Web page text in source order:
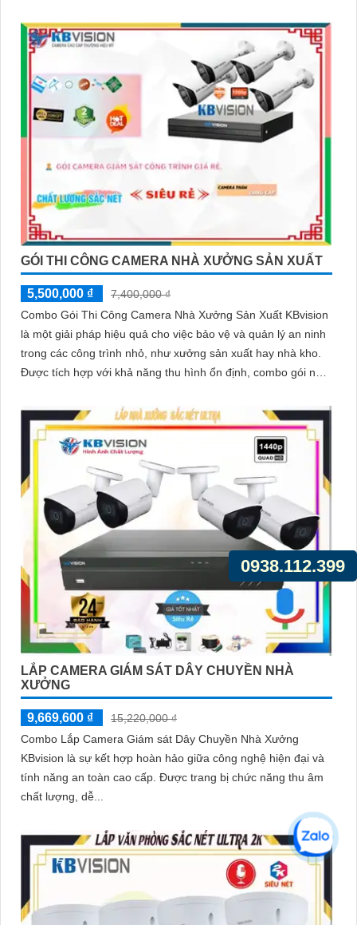
GÓI THI CÔNG CAMERA NHÀ XƯỞNG SẢN XUẤT
5,500,000 ₫
7,400,000 ₫
Combo Gói Thi Công Camera Nhà Xưởng Sản Xuất KBvision
là một giải pháp hiệu quả cho việc bảo vệ và quản lý an ninh
trong các công trình nhỏ, như xưởng sản xuất hay nhà kho.
Được tích hợp với khả năng thu hình ổn định, combo gói này
LẮP CAMERA GIÁM SÁT DÂY CHUYỀN NHÀ
XƯỞNG
9,669,600 ₫
15,220,000 ₫
Combo Lắp Camera Giám sát Dây Chuyền Nhà Xưởng
KBvision là sự kết hợp hoàn hảo giữa công nghệ hiện đại và
tính năng an toàn cao cấp. Được trang bị chức năng thu âm
chất lượng, dễ...
0938.112.399